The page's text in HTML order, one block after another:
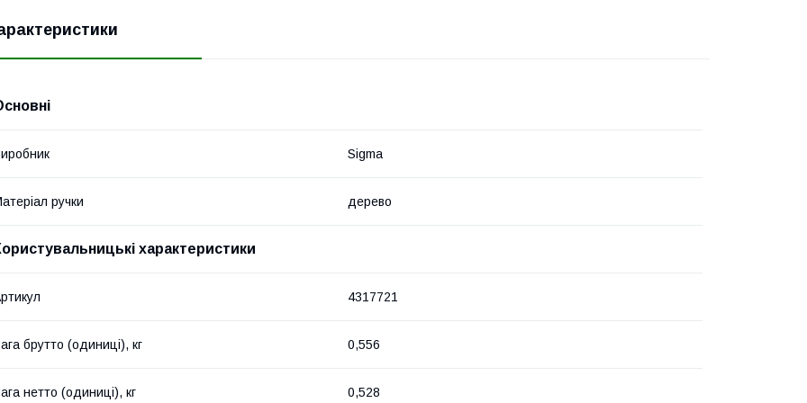
Sigma
ручки дерево
характеристики
4317721
брутто (одиниці), кг 0,556
нетто (одиниці), кг 0,528